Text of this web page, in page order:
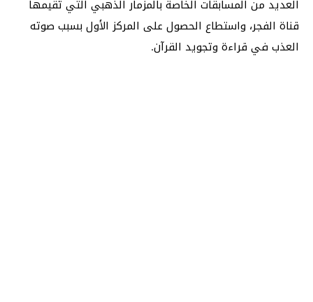
العديد من المسابقات الخاصة بالمزمار الذهبي التي تقيمها
قناة الفجر، واستطاع الحصول على المركز الأول بسبب صوته
العذب في قراءة وتجويد القرآن.